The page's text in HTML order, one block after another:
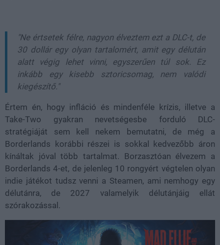
"Ne értsetek félre, nagyon élveztem ezt a DLC-t, de
30 dollár egy olyan tartalomért, amit egy délután
alatt végig lehet vinni, egyszerűen túl sok. Ez
inkább egy kisebb sztoricsomag, nem valódi
kiegészítő."
Értem én, hogy infláció és mindenféle krízis, illetve a
Take-Two gyakran nevetségesbe forduló DLC-
stratégiáját sem kell nekem bemutatni, de még a
Borderlands korábbi részei is sokkal kedvezőbb áron
kínáltak jóval több tartalmat. Borzasztóan élvezem a
Borderlands 4-et, de jelenleg 10 rongyért végtelen olyan
indie játékot tudsz venni a Steamen, ami nemhogy egy
délutánra, de 2027 valamelyik délutánjáig ellát
szórakozással.